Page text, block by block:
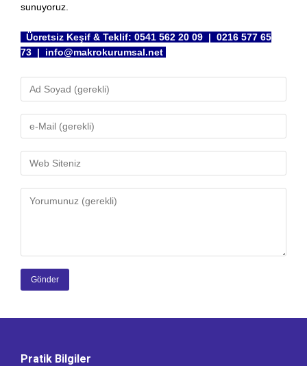
sunuyoruz.
Ücretsiz Keşif & Teklif: 0541 562 20 09 | 0216 577 65
73 | info@makrokurumsal.net
Gönder
Pratik Bilgiler